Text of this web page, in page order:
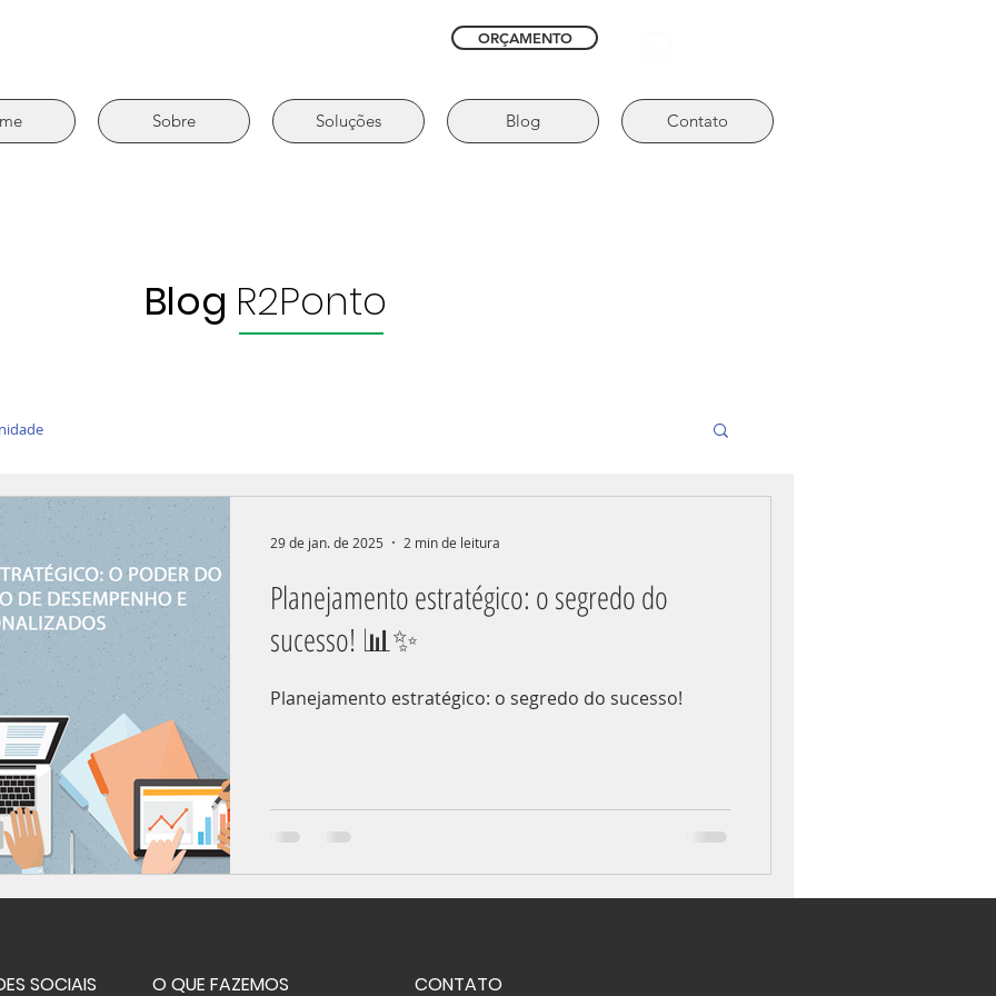
ORÇAMENTO
Sobre Soluções Blog Contato
Blog R2Ponto
Planejamento estratégico: o segredo do
sucesso! 📊✨
Planejamento estratégico: o segredo do sucesso!
29 de jan. de 2025 2 min de leitura
O QUE FAZEMOS
SOCIAIS CONTATO